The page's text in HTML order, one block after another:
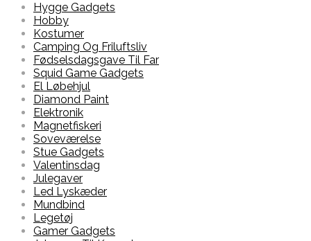
Hygge Gadgets
Hobby
Kostumer
Camping Og Friluftsliv
Fødselsdagsgave Til Far
Squid Game Gadgets
El Løbehjul
Diamond Paint
Elektronik
Magnetfiskeri
Soveværelse
Stue Gadgets
Valentinsdag
Julegaver
Led Lyskæder
Mundbind
Legetøj
Gamer Gadgets